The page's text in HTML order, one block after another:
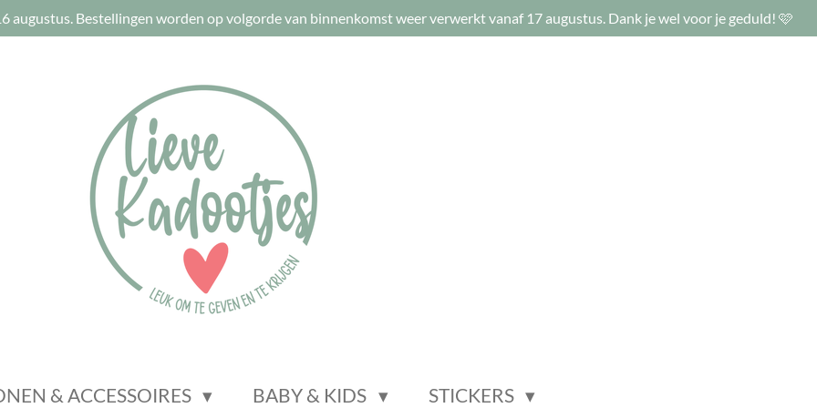
augustus. Bestellingen worden op volgorde van binnenkomst weer verwerkt vanaf 17 augustus. Dank je wel voor je geduld! 🩷
& ACCESSOIRES BABY & KIDS STICKERS